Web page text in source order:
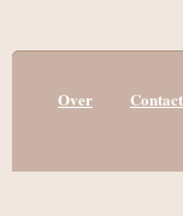
Over Contact